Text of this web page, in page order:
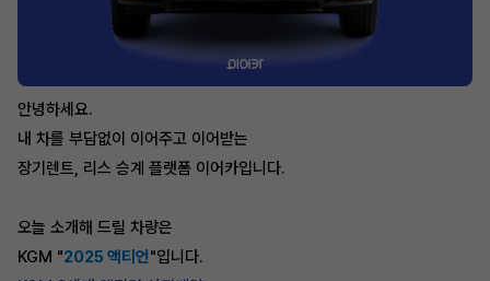
안녕하세요.
내 차를 부담없이 이어주고 이어받는
장기렌트, 리스 승계 플랫폼 이어카입니다.
오늘 소개해 드릴 차량은
KGM "2025 액티언"입니다.